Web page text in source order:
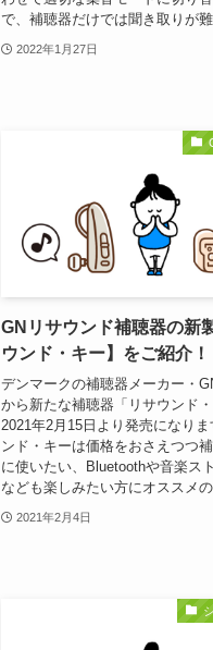
で、補聴器だけでは聞き取りが
2022年1月27日
GNリサウンド補聴器の新
ウンド・キー】をご紹介！
デンマークの補聴器メーカー・
から新たな補聴器「リサウンド
2021年2月15日より発売になり
ンド・キーは価格をおさえつつ
に使いたい、Bluetoothや音楽ス
なども楽しみたい方にオススメ
2021年2月4日